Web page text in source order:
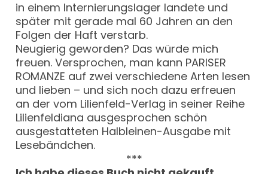
in einem Internierungslager landete und
später mit gerade mal 60 Jahren an den
Folgen der Haft verstarb.
Neugierig geworden? Das würde mich
freuen. Versprochen, man kann PARISER
ROMANZE auf zwei verschiedene Arten lesen
und lieben – und sich noch dazu erfreuen
an der vom Lilienfeld-Verlag in seiner Reihe
Lilienfeldiana ausgesprochen schön
ausgestatteten Halbleinen-Ausgabe mit
Lesebändchen.
***